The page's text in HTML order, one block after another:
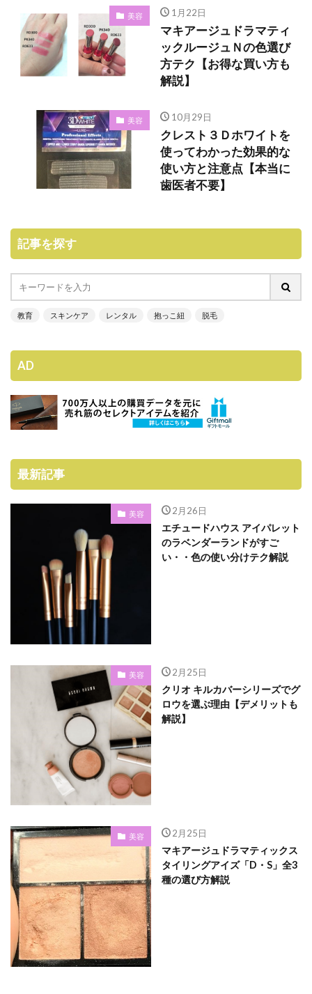
美容 1月22日
マキアージュドラマティ
ックルージュＮの色選び
方テク【お得な買い方も
解説】
美容 10月29日
クレスト３Ｄホワイトを
使ってわかった効果的な
使い方と注意点【本当に
歯医者不要】
記事を探す
教育 スキンケア レンタル 抱っこ紐 脱毛
AD
最新記事
美容 2月26日
エチュードハウス アイパレット
のラベンダーランドがすご
い・・色の使い分けテク解説
美容 2月25日
クリオ キルカバーシリーズでグ
ロウを選ぶ理由【デメリットも
解説】
美容 2月25日
マキアージュドラマティックス
タイリングアイズ「D・S」全3
種の選び方解説